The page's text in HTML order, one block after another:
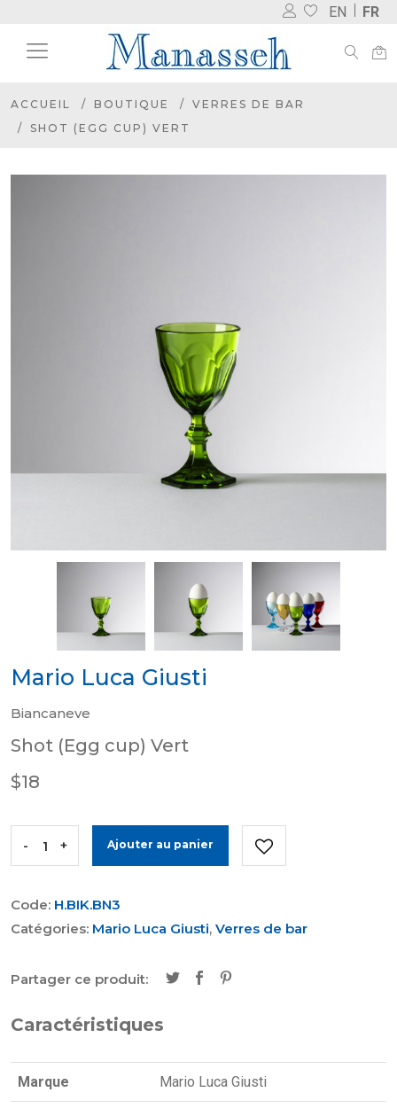
EN FR
ACCUEIL BOUTIQUE
VERRES DE BAR
SHOT (EGG CUP) VERT
Mario Luca Giusti
Biancaneve
Shot (Egg cup) Vert
$18
- + Ajouter au panier
Code: H.BIK.BN3
Catégories: Mario Luca Giusti, Verres de bar
Partager ce produit:
Caractéristiques
Marque Mario Luca Giusti